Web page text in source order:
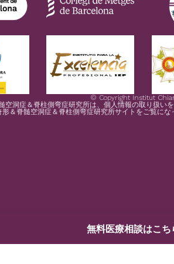
© Copyright Institut
空洞症＆脊柱側弯症研究所は、個人情報の取り扱い
＆脊髄空洞症＆脊柱側弯症研究所サイトをご覧に
無料医療相談はこち